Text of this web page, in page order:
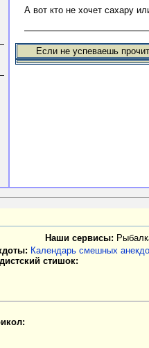
А вот кто не хочет cахару
Если не успеваешь
Наши сервисы:
Календарь смешных
стишок: